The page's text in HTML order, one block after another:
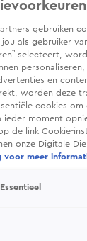
gebruiken
als gebruiker
selecteert,
en
worden deze
cookies
ieder moment
de link Cookie-
onze Digitale
voor meer